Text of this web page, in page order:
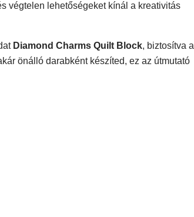
végtelen lehetőségeket kínál a kreativitás
Diamond Charms Quilt Block, biztosítva a
önálló darabként készíted, ez az útmutató